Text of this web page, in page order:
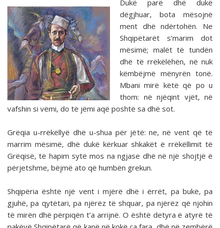
Dukë parë dhë dukë
dëgjhuar, bota mësojnë
ment dhë ndërtohën. Ne
Shqipëtarët s’marim dot
mësimë; malët të tundën
dhë të rrëkëlëhën, në nuk
këmbëjmë mënyrën tonë.
Mbani mirë këtë që po u
thom: në njëqint vjët, në
vafshin si vëmi, do të jëmi aqë poshtë sa dhë sot.
Grëqia u-rrëkëllyë dhë u-shua për jëtë: ne, në vent që të
marrim mësimë, dhë dukë kërkuar shkakët ë rrëkëllimit të
Grëqisë, të hapim sytë mos na ngjase dhë në një shojtjë ë
përjetshme, bëjmë ato që humbën grekun.
Shqipëria është një vent i mjërë dhë i ërrët, pa bukë, pa
gjuhë, pa qytëtari, pa njërëz të shquar, pa njërëz që njohin
të mirën dhë përpiqën t’a arrijnë. O është detyra ë atyrë të